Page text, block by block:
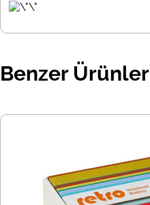
Benzer Ürünler